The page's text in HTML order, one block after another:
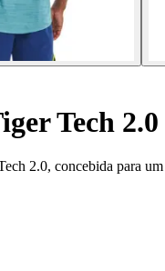
Tech 2.0
2.0, concebida para